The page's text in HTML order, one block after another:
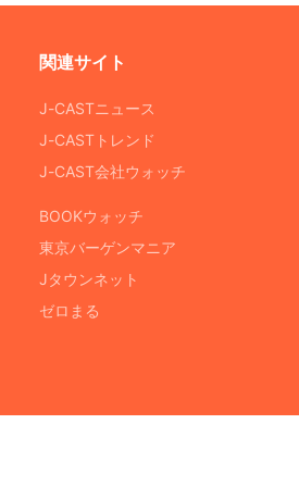
関連サイト
J-CASTニュース
J-CASTトレンド
J-CAST会社ウォッチ
BOOKウォッチ
東京バーゲンマニア
Jタウンネット
ゼロまる